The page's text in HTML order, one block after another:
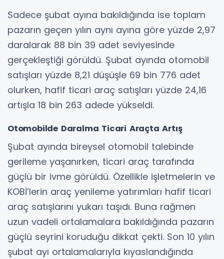
Sadece şubat ayına bakıldığında ise toplam
pazarın geçen yılın aynı ayına göre yüzde 2,97
daralarak 88 bin 39 adet seviyesinde
gerçekleştiği görüldü. Şubat ayında otomobil
satışları yüzde 8,21 düşüşle 69 bin 776 adet
olurken, hafif ticari araç satışları yüzde 24,16
artışla 18 bin 263 adede yükseldi.
Otomobilde Daralma Ticari Araçta Artış
Şubat ayında bireysel otomobil talebinde
gerileme yaşanırken, ticari araç tarafında
güçlü bir ivme görüldü. Özellikle işletmelerin ve
KOBİ’lerin araç yenileme yatırımları hafif ticari
araç satışlarını yukarı taşıdı. Buna rağmen
uzun vadeli ortalamalara bakıldığında pazarın
güçlü seyrini koruduğu dikkat çekti. Son 10 yılın
şubat ayı ortalamalarıyla kıyaslandığında